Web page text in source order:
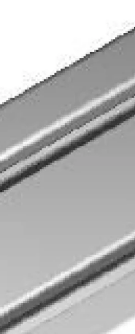
14 munkanapos
Biztonságos fizetés
Kérdése van
Keressen minket
295 5666